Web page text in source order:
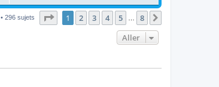
• 296 sujets Page sur8
1 2 3 4 5 8
Aller